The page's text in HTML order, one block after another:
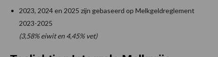
2023, 2024 en 2025 zijn gebaseerd op Melkgeldreglement
2023-2025
(3,58% eiwit en 4,45% vet)